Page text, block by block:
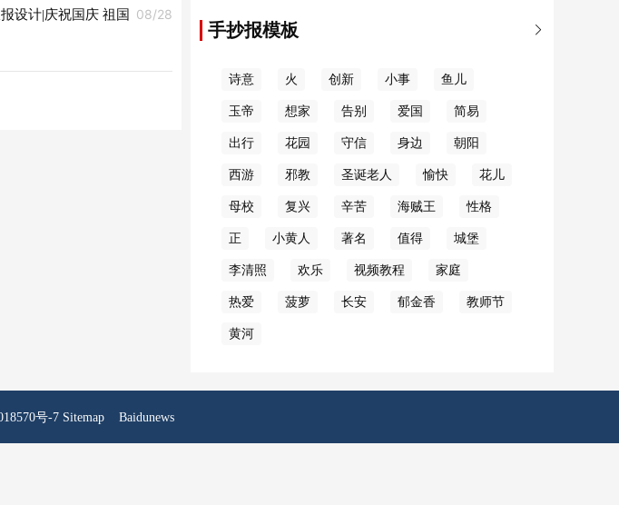
08/28
设计|庆祝国庆 祖国

手抄报模板
诗意 火 创新 小事 鱼儿
玉帝 想家 告别 爱国 简易
出行 花园 守信 身边 朝阳
西游 邪教 圣诞老人 愉快 花儿
母校 复兴 辛苦 海贼王 性格
正 小黄人 著名 值得 城堡
李清照 欢乐 视频教程 家庭
热爱 菠萝 长安 郁金香 教师节
黄河
号-7 Sitemap Baidunews